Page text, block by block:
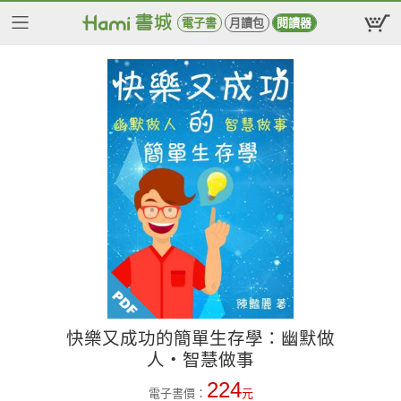
電子書 月讀包 閱讀器
快樂又成功的簡單生存學：幽默做
人‧智慧做事
電子書價： 224元